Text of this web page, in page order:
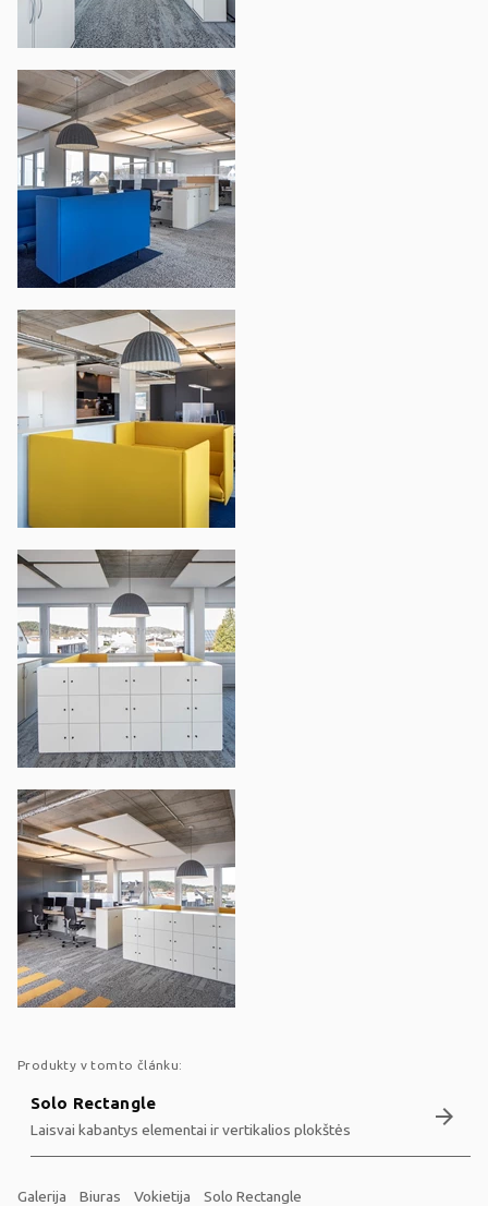
Produkty v tomto článku:
Solo Rectangle
Laisvai kabantys elementai ir vertikalios plokštės arrow_forward
Galerija Biuras Vokietija Solo Rectangle